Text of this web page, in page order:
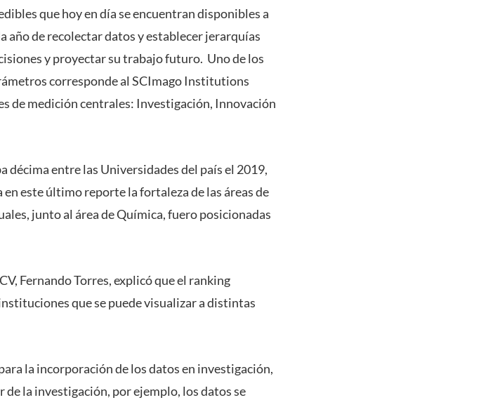
que hoy en día se encuentran disponibles a
año de recolectar datos y establecer jerarquías
y proyectar su trabajo futuro. Uno de los
corresponde al SCImago Institutions
de medición centrales: Investigación, Innovación
décima entre las Universidades del país el 2019,
este último reporte la fortaleza de las áreas de
junto al área de Química, fuero posicionadas
Fernando Torres, explicó que el ranking
que se puede visualizar a distintas
la incorporación de los datos en investigación,
la investigación, por ejemplo, los datos se